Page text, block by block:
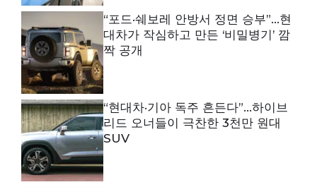
“포드·쉐보레 안방서 정면 승부”…현
대차가 작심하고 만든 ‘비밀병기’ 깜
짝 공개
“현대차·기아 독주 흔든다”…하이브
리드 오너들이 극찬한 3천만 원대
SUV